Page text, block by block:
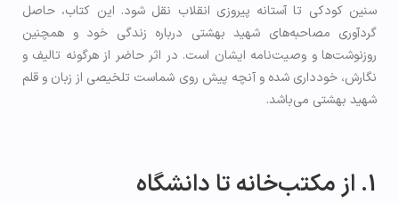
سنین کودکی تا آستانه پیروزی انقلاب نقل شود. این کتاب، حاصل
گردآوری مصاحبه‌های شهید بهشتی درباره زندگی خود و همچنین
روزنوشت‌ها و وصیت‌نامه ایشان است. در اثر حاضر از هرگونه تالیف و
نگارش، خودداری شده و آنچه پیش روی شماست تلخیصی از زبان و قلم
شهید بهشتی می‌باشد.
1. از مکتب‌خانه تا دانشگاه